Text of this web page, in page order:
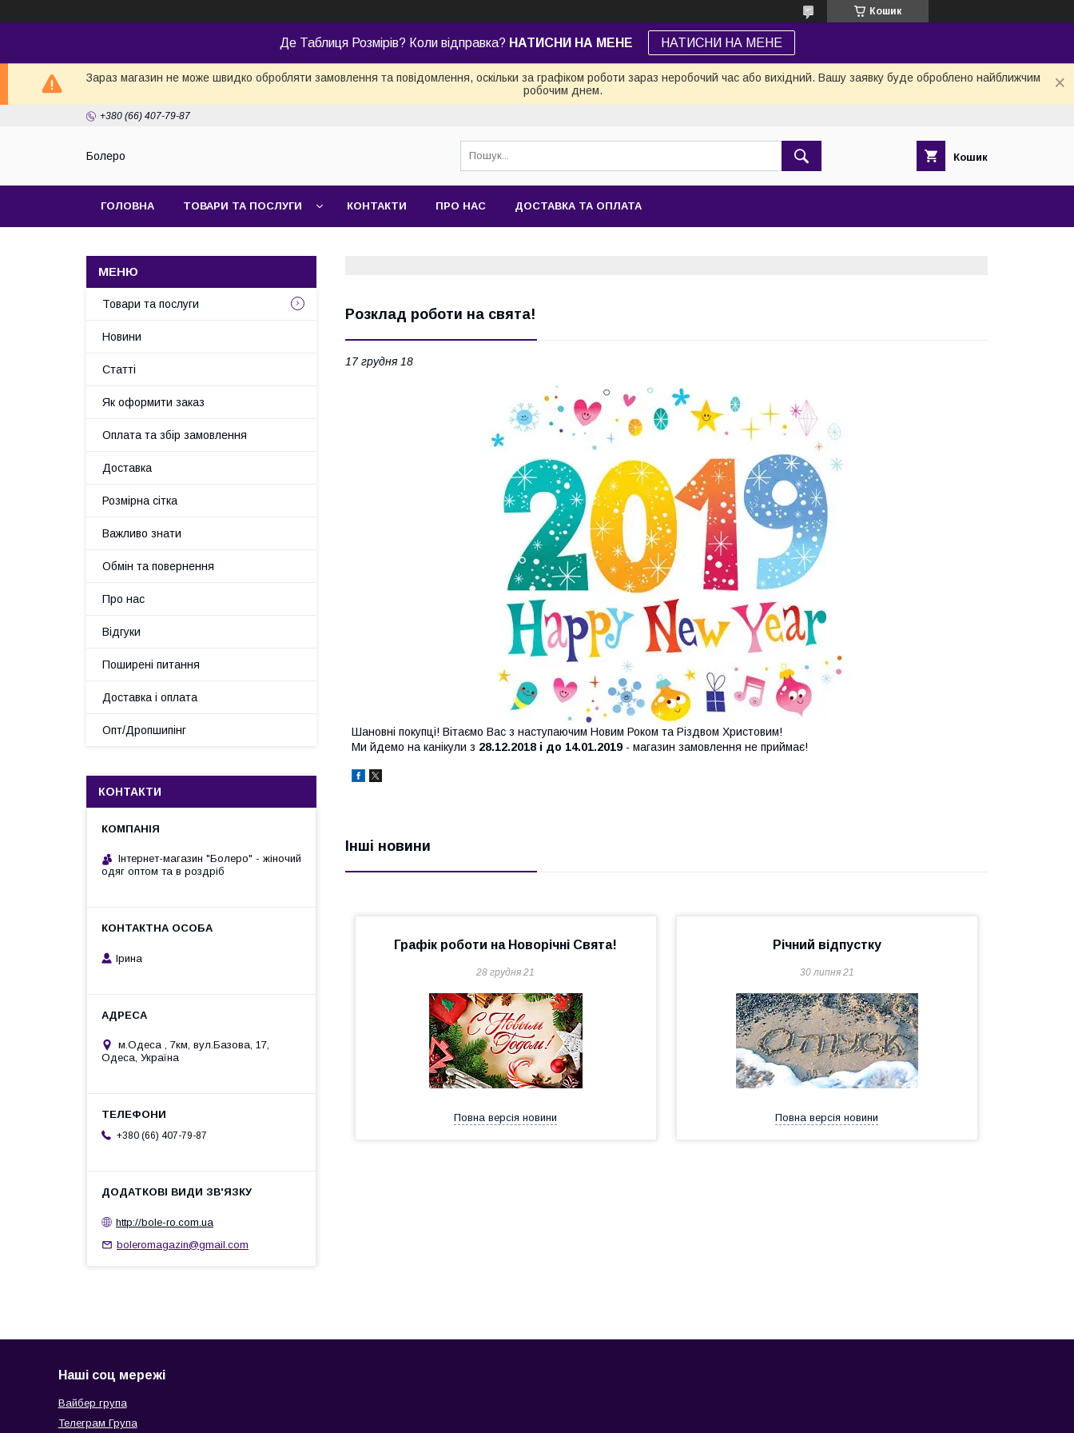
Кошик
Де Таблиця Розмірів? Коли відправка? НАТИСНИ НА МЕНЕ НАТИСНИ НА МЕНЕ
Зараз магазин не може швидко обробляти замовлення та повідомлення, оскільки за графіком роботи зараз неробочий час або вихідний. Вашу заявку буде оброблено найближчим
робочим днем.
+380 (66) 407-79-87
Болеро Кошик
ГОЛОВНА ТОВАРИ ТА ПОСЛУГИ КОНТАКТИ ПРО НАС ДОСТАВКА ТА ОПЛАТА
Розклад роботи на свята!
17 грудня 18
Шановні покупці! Вітаємо Вас з наступаючим Новим Роком та Різдвом Христовим!
Ми йдемо на канікули з 28.12.2018 і до 14.01.2019 - магазин замовлення не приймає!
Інші новини
Графік роботи на Новорічні Свята!
28 грудня 21
Повна версія новини
Річний відпустку
30 липня 21
Повна версія новини
Товари та послуги
Новини
Статті
Як оформити заказ
Оплата та збір замовлення
Доставка
Розмірна сітка
Важливо знати
Обмін та повернення
Про нас
Відгуки
Поширені питання
Доставка і оплата
Опт/Дропшипінг
КОНТАКТИ
Інтернет-магазин "Болеро" - жіночий
одяг оптом та в роздріб
Ірина
м.Одеса , 7км, вул.Базова, 17,
Одеса, Україна
+380 (66) 407-79-87
http://bole-ro.com.ua
boleromagazin@gmail.com
Наші соц мережі
Вайбер група
Телеграм Група